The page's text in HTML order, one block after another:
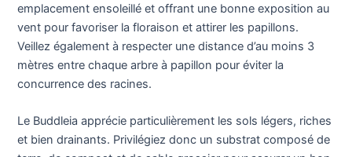
emplacement ensoleillé et offrant une bonne exposition au
vent pour favoriser la floraison et attirer les papillons.
Veillez également à respecter une distance d’au moins 3
mètres entre chaque arbre à papillon pour éviter la
concurrence des racines.
Le Buddleia apprécie particulièrement les sols légers, riches
et bien drainants. Privilégiez donc un substrat composé de